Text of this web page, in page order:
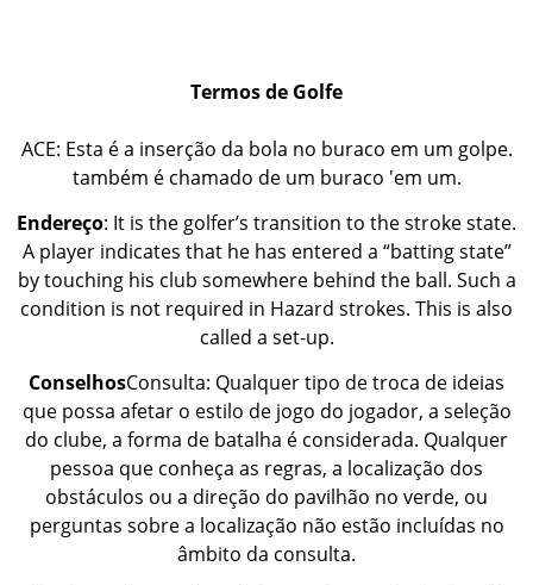
Termos de Golfe
ACE: Esta é a inserção da bola no buraco em um golpe.
também é chamado de um buraco 'em um.
Endereço: It is the golfer’s transition to the stroke state.
A player indicates that he has entered a “batting state”
by touching his club somewhere behind the ball. Such a
condition is not required in Hazard strokes. This is also
called a set-up.
ConselhosConsulta: Qualquer tipo de troca de ideias
que possa afetar o estilo de jogo do jogador, a seleção
do clube, a forma de batalha é considerada. Qualquer
pessoa que conheça as regras, a localização dos
obstáculos ou a direção do pavilhão no verde, ou
perguntas sobre a localização não estão incluídas no
âmbito da consulta.